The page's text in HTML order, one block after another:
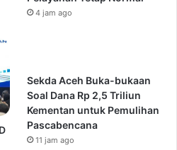
4 jam ago
Sekda Aceh Buka-bukaan
Soal Dana Rp 2,5 Triliun
Kementan untuk Pemulihan
Pascabencana
11 jam ago